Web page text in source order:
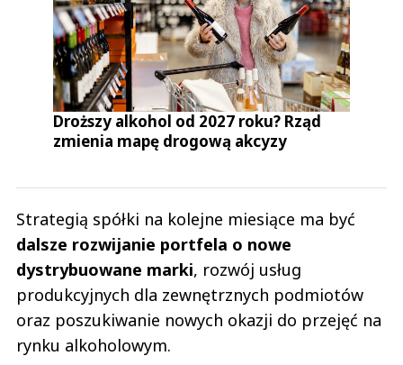
Droższy alkohol od 2027 roku? Rząd
zmienia mapę drogową akcyzy
Strategią spółki na kolejne miesiące ma być
dalsze rozwijanie portfela o nowe
dystrybuowane marki, rozwój usług
produkcyjnych dla zewnętrznych podmiotów
oraz poszukiwanie nowych okazji do przejęć na
rynku alkoholowym.